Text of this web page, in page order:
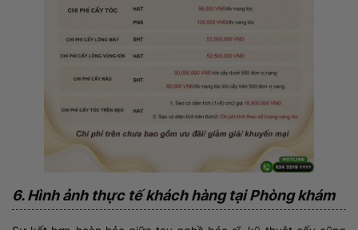
6. Hình ảnh thực tế khách hàng tại Phòng khám